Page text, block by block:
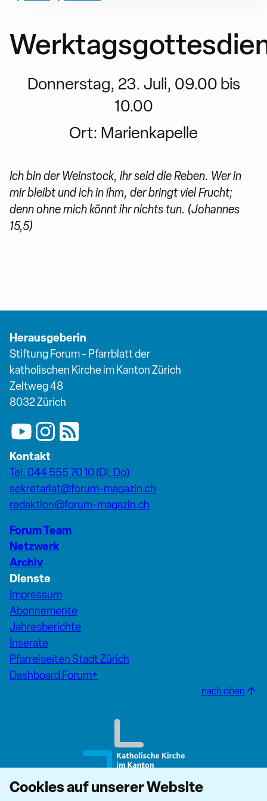
Donnerstag, 23. Juli, 09.00 bis
10.00
Ort: Marienkapelle
Ich bin der Weinstock, ihr seid die Reben. Wer in
mir bleibt und ich in ihm, der bringt viel Frucht;
denn ohne mich könnt ihr nichts tun. (Johannes
15,5)
Herausgeberin
Stiftung Forum - Pfarrblatt der
katholischen Kirche im Kanton Zürich
Zeltweg 48
8032 Zürich
Kontakt
Tel. 044 555 70 10 (Di, Do)
sekretariat@forum-magazin.ch
redaktion@forum-magazin.ch
Forum Team
Netzwerk
Archiv
Dienste
Impressum
Abonnemente
Jahresberichte
Inserate
Pfarreiseiten Stadt Zürich
Dashboard Forum+
nach oben
Cookies auf unserer Website